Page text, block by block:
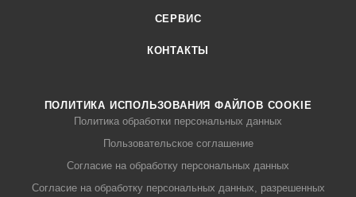
СЕРВИС
КОНТАКТЫ
ПОЛИТИКА ИСПОЛЬЗОВАНИЯ ФАЙЛОВ COOKIE
Политика обработки персональных данных
Пользовательское соглашение
Согласие на обработку персональных данных
Согласие на обработку персональных данных, разрешенных